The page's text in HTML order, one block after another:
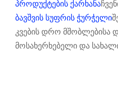
პროდუქტების ქარხანა
ბავშვის სუფრის ჭურჭელი
კვების დრო მშობლებისა
მოსახერხებელი და